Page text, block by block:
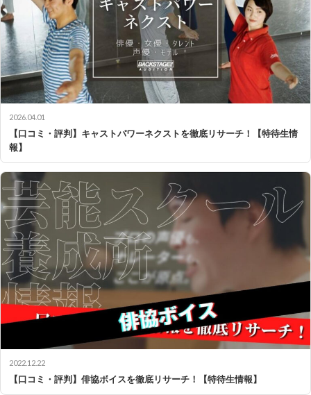
2026.04.01
【口コミ・評判】キャストパワーネクストを徹底リサーチ！【特待生情
報】
2022.12.22
【口コミ・評判】俳協ボイスを徹底リサーチ！【特待生情報】